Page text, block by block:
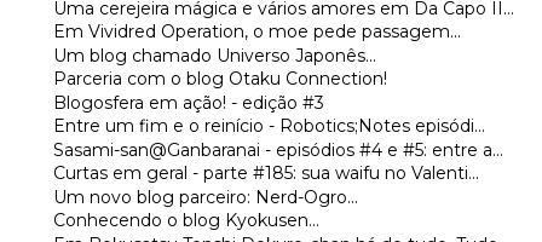
Uma cerejeira mágica e vários amores em Da Capo II...
Em Vividred Operation, o moe pede passagem...
Um blog chamado Universo Japonês...
Parceria com o blog Otaku Connection!
Blogosfera em ação! - edição #3
Entre um fim e o reinício - Robotics;Notes episódi...
Sasami-san@Ganbaranai - episódios #4 e #5: entre a...
Curtas em geral - parte #185: sua waifu no Valenti...
Um novo blog parceiro: Nerd-Ogro...
Conhecendo o blog Kyokusen...